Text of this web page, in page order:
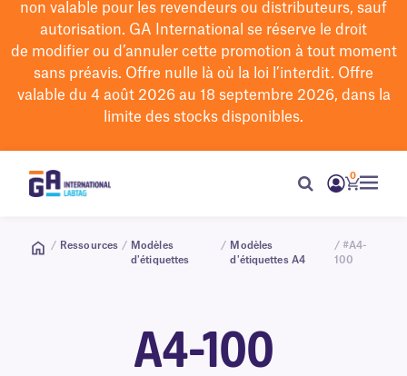
non valable pour les revendeurs ou distributeurs, sauf
autorisation. GA International se réserve le droit
de modifierou d’annuler cette promotion à tout moment
sans préavis. Offre nulle là où la loi l’interdit. Offre
valable du 4 août 2026 au 18 septembre 2026, dans la
limite des stocks disponibles.
0
/ Ressources / Modèles
d'étiquettes
/ Modèles
d'étiquettes A4
/ #A4-
100
A4-100